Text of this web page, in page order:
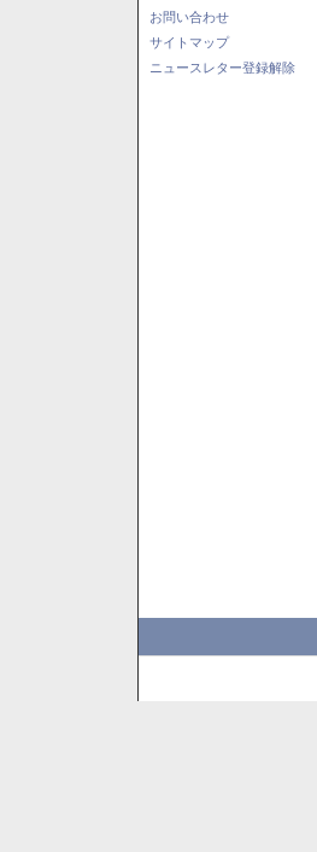
お問い合わせ
サイトマップ
ニュースレター登録解除